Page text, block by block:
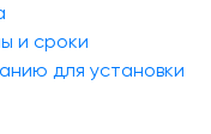
и сроки
для установки